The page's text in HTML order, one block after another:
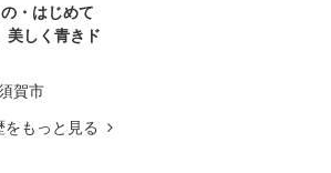
・はじめて
美しく青きド
賀市
をもっと見る